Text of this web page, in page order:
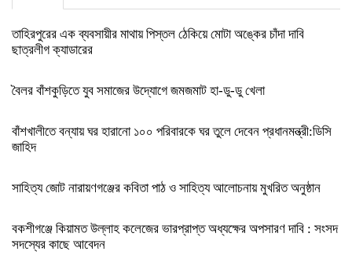
তাহিরপুরের এক ব্যবসায়ীর মাথায় পিস্তল ঠেকিয়ে মোটা অঙ্কের চাঁদা দাবি
ছাত্রলীগ ক্যাডারের
বৈলর বাঁশকুড়িতে যুব সমাজের উদ্যোগে জমজমাট হা-ডু-ডু খেলা
বাঁশখালীতে বন্যায় ঘর হারানো ১০০ পরিবারকে ঘর তুলে দেবেন প্রধানমন্ত্রী:ডিসি
জাহিদ
সাহিত্য জোট নারায়ণগঞ্জের কবিতা পাঠ ও সাহিত্য আলোচনায় মুখরিত অনুষ্ঠান
বকশীগঞ্জে কিয়ামত উল্লাহ কলেজের ভারপ্রাপ্ত অধ্যক্ষের অপসারণ দাবি : সংসদ
সদস্যের কাছে আবেদন